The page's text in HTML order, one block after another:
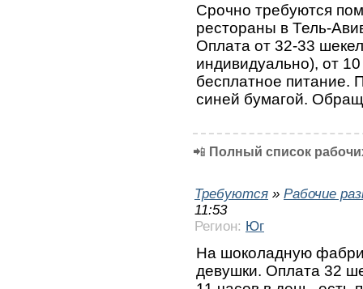
Срочно требуются
рестораны в Тель-
Оплата от 32-33
индивидуально), от
бесплатное питание.
синей бумагой.
📲 Полный список
Требуются » Рабочие
11:53
Регион: Юг
На шоколадную
девушки. Оплата 32